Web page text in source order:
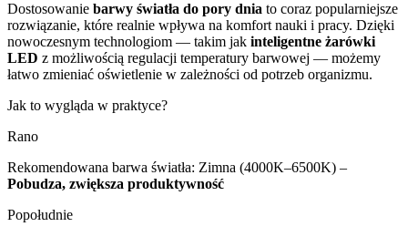
Dostosowanie barwy światła do pory dnia to coraz popularniejsze
rozwiązanie, które realnie wpływa na komfort nauki i pracy. Dzięki
nowoczesnym technologiom — takim jak inteligentne żarówki
LED z możliwością regulacji temperatury barwowej — możemy
łatwo zmieniać oświetlenie w zależności od potrzeb organizmu.
Jak to wygląda w praktyce?
Rano
Rekomendowana barwa światła: Zimna (4000K–6500K) –
Pobudza, zwiększa produktywność
Popołudnie